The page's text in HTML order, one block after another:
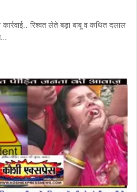
रिश्वत लेते बड़ा बाबू व कथित दलाल